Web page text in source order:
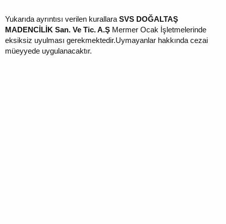
Yukarıda ayrıntısı verilen kurallara SVS DOĞALTAŞ
MADENCİLİK San. Ve Tic. A.Ş Mermer Ocak İşletmelerinde
eksiksiz uyulması gerekmektedir.Uymayanlar hakkında cezai
müeyyede uygulanacaktır.